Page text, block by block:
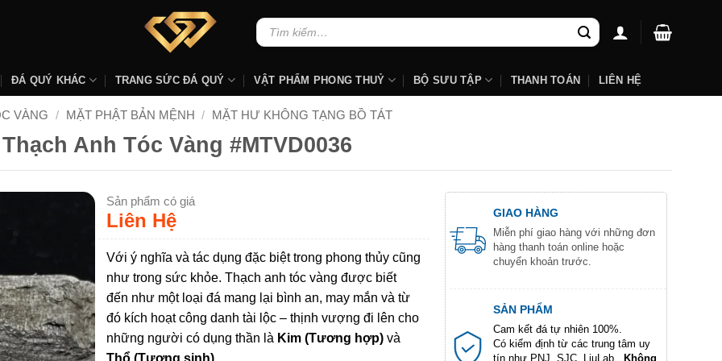
Tìm
kiếm:
ĐÁ QUÝ KHÁC TRANG SỨC ĐÁ QUÝ VẬT PHẨM PHONG THUỶ BỘ SƯU TẬP THANH TOÁN LIÊN HỆ
VÀNG / MẶT PHẬT BẢN MỆNH / MẶT HƯ KHÔNG TẠNG BỒ TÁT
Anh Tóc Vàng #MTVD0036
Sản phẩm có giá
Liên Hệ
Với ý nghĩa và tác dụng đặc biệt trong phong thủy cũng
như trong sức khỏe. Thạch anh tóc vàng được biết
đến như một loại đá mang lại bình an, may mắn và từ
đó kích hoạt công danh tài lộc – thịnh vượng đi lên cho
những người có dụng thần là Kim (Tương hợp) và
Thổ (Tương sinh).
GIAO HÀNG
Miễn phí giao hàng với những đơn
hàng thanh toán online hoặc
chuyển khoản trước.
SẢN PHẨM
Cam kết đá tự nhiên 100%.
Có kiểm định từ các trung tâm uy
tín như PNJ, SJC, LiuLab...
Không